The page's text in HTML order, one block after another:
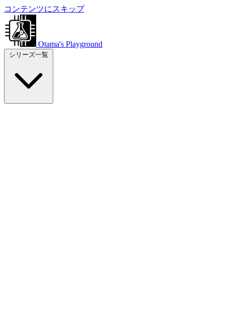
コンテンツにスキップ
Otama's Playground